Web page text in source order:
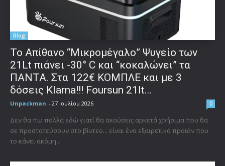
Blog
Το Απίθανο “Μικρομέγαλο” Ψυγείο των
21Lt πιάνει -30° C και “κοκαλώνει” τα
ΠΑΝΤΑ. Στα 122€ ΚΟΜΠΛΕ και με 3
δόσεις Klarna!!! Foursun 21lt...
Unpackman - 27 Ιουλίου 2026 0
Δεν θα πω πολλά εδώ γιατί θα ακούσεις αρκετά χρήσιμα που θα
σε προστατεύσουν στο βίντεο... είναι ένα εξαιρετικό προϊόν που
το κάνει ακόμη...